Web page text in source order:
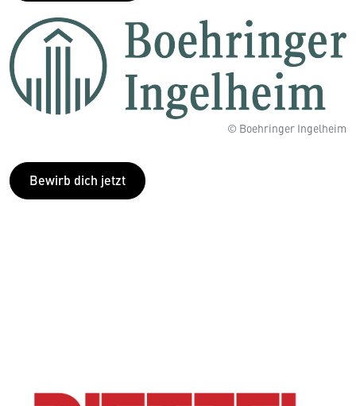
© Boehringer Ingelheim
Bewirb dich jetzt